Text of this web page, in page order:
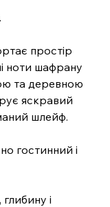
простір
ноти шафрану
та деревною
яскравий
шлейф.
гостинний і
і